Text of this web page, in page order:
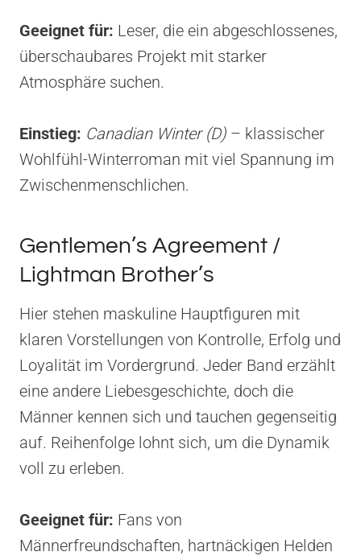
Geeignet für: Leser, die ein abgeschlossenes,
überschaubares Projekt mit starker
Atmosphäre suchen.
Einstieg: Canadian Winter (D) – klassischer
Wohlfühl-Winterroman mit viel Spannung im
Zwischenmenschlichen.
Gentlemen’s Agreement /
Lightman Brother’s
Hier stehen maskuline Hauptfiguren mit
klaren Vorstellungen von Kontrolle, Erfolg und
Loyalität im Vordergrund. Jeder Band erzählt
eine andere Liebesgeschichte, doch die
Männer kennen sich und tauchen gegenseitig
auf. Reihenfolge lohnt sich, um die Dynamik
voll zu erleben.
Geeignet für: Fans von
Männerfreundschaften, hartnäckigen Helden